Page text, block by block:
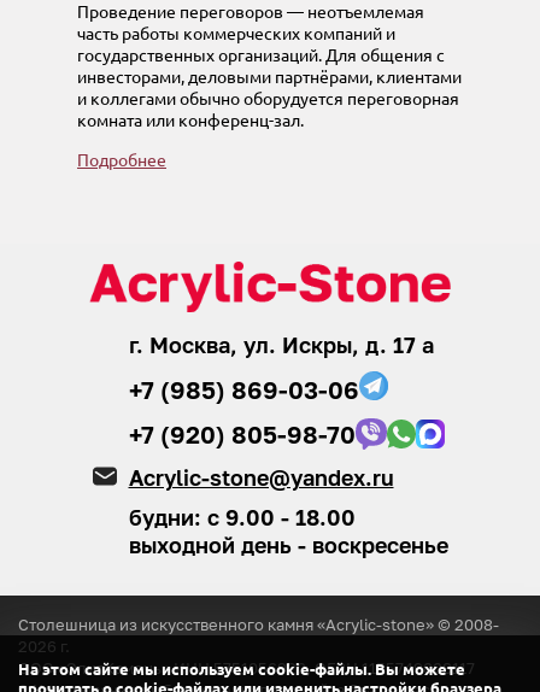
Проведение переговоров — неотъемлемая
часть работы коммерческих компаний и
государственных организаций. Для общения с
инвесторами, деловыми партнёрами, клиентами
и коллегами обычно оборудуется переговорная
комната или конференц-зал.
Подробнее
г. Москва, ул. Искры, д. 17 а
+7 (985) 869-03-06
+7 (920) 805-98-70
Acrylic-stone@yandex.ru
будни: с 9.00 - 18.00
выходной день - воскресенье
Столешница из искусственного камня «Acrylic-stone» © 2008-
2026 г.
ООО «ЭлитКамень»ИНН 5751056920, ОГРН 1155749008117
На этом сайте мы используем cookie-файлы. Вы можете
прочитать о cookie-файлах или изменить настройки браузера.